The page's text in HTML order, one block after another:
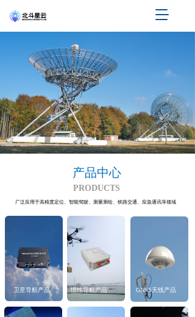
T
a
v
i
g
a
n
产品中心
PRODUCTS
卫星导航产品
广泛应用于高精度定位、智能驾驶、测量测绘、铁路交通、应急通讯等领域
惯性导航产品 GNSS天线产品